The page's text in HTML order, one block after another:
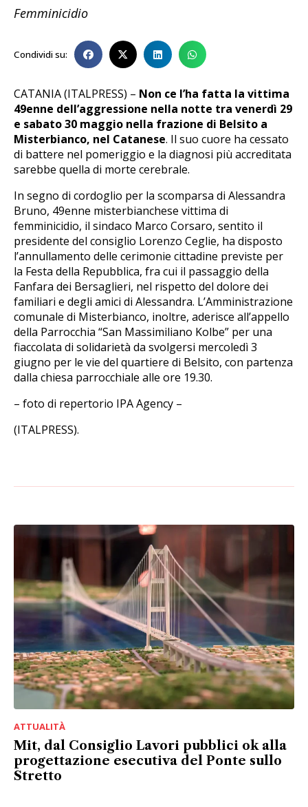
Femminicidio
Condividi su:
CATANIA (ITALPRESS) – Non ce l’ha fatta la vittima
49enne dell’aggressione nella notte tra venerdì 29
e sabato 30 maggio nella frazione di Belsito a
Misterbianco, nel Catanese. Il suo cuore ha cessato
di battere nel pomeriggio e la diagnosi più accreditata
sarebbe quella di morte cerebrale.
In segno di cordoglio per la scomparsa di Alessandra
Bruno, 49enne misterbianchese vittima di
femminicidio, il sindaco Marco Corsaro, sentito il
presidente del consiglio Lorenzo Ceglie, ha disposto
l’annullamento delle cerimonie cittadine previste per
la Festa della Repubblica, fra cui il passaggio della
Fanfara dei Bersaglieri, nel rispetto del dolore dei
familiari e degli amici di Alessandra. L’Amministrazione
comunale di Misterbianco, inoltre, aderisce all’appello
della Parrocchia “San Massimiliano Kolbe” per una
fiaccolata di solidarietà da svolgersi mercoledì 3
giugno per le vie del quartiere di Belsito, con partenza
dalla chiesa parrocchiale alle ore 19.30.
– foto di repertorio IPA Agency –
(ITALPRESS).
ATTUALITÀ
Mit, dal Consiglio Lavori pubblici ok alla
progettazione esecutiva del Ponte sullo
Stretto